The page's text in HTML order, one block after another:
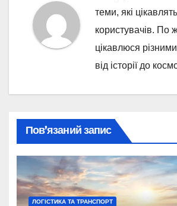
теми, які
користувачів. По
цікавлюся
від історії до
Пов’язаний запис
ЛОГІСТИКА ТА ТРАНСПОРТ